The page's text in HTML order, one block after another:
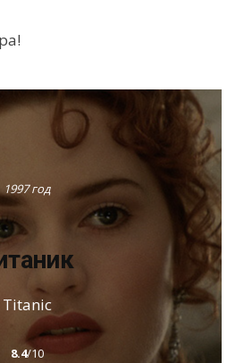
1997 год
Titanic
8.4/10